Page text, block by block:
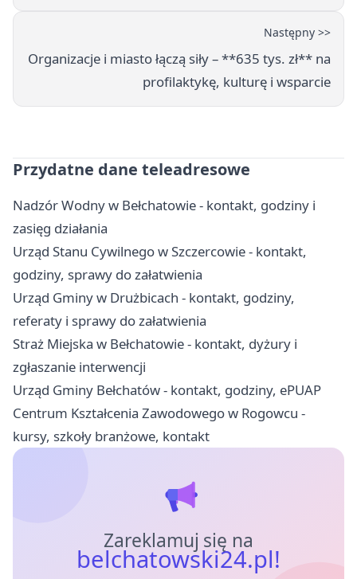
Następny >>
Organizacje i miasto łączą siły – **635 tys. zł** na
profilaktykę, kulturę i wsparcie
Przydatne dane teleadresowe
Nadzór Wodny w Bełchatowie - kontakt, godziny i
zasięg działania
Urząd Stanu Cywilnego w Szczercowie - kontakt,
godziny, sprawy do załatwienia
Urząd Gminy w Drużbicach - kontakt, godziny,
referaty i sprawy do załatwienia
Straż Miejska w Bełchatowie - kontakt, dyżury i
zgłaszanie interwencji
Urząd Gminy Bełchatów - kontakt, godziny, ePUAP
Centrum Kształcenia Zawodowego w Rogowcu -
kursy, szkoły branżowe, kontakt
Zareklamuj się na
belchatowski24.pl!